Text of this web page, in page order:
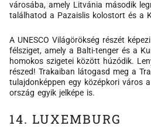
városába, amely Litvánia második
találhatod a Pazaislis kolostort és a
A UNESCO Világörökség részét
félsziget, amely a Balti-tenger és a
homokos szigetei között húzódik.
részed! Trakaiban látogasd meg a
tulajdonképpen egy középkori város
ország egyik jelképe is.
14. LUXEMBURG